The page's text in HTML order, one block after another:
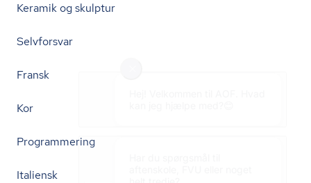
Keramik og skulptur
Selvforsvar
Fransk
Kor
Programmering
Italiensk